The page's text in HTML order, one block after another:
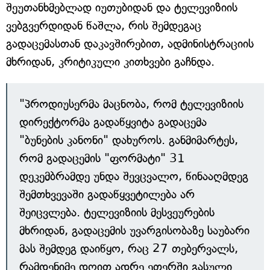
შეუთანხმებლად იუთუბიდან და ტელევიზიის
ვებგვერდიდან წაშლა, რის შემდეგაც
გადაცემასთან დაკავშირებით, ადმინისტრაციის
მხრიდან, კრიტიკული კითხვები გაჩნდა.
"პროდიუსერმა მაცნობა, რომ ტელევიზიის
დირექტორმა გადაწყვიტა გადაცემა
"ბუნების კანონი" დახუროს. განმიმარტეს,
რომ გადაცემის "ფორმატი" 31
დეკემბრამდე უნდა შევცვალო, წინააღმდეგ
შემთხვევაში გადაწყვეტილება არ
შეიცვლება. ტელევიზიის მესვეურების
მხრიდან, გადაცემის უვარგისობაზე საუბარი
მას შემდეგ დაიწყო, რაც 27 თებერვალს,
რამდენიმე დღით ადრე ეთერში გასული